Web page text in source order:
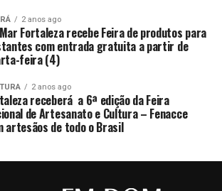
2 anos ago
Fortaleza recebe Feira de produtos para
com entrada gratuita a partir de
feira (4)
2 anos ago
receberá a 6ª edição da Feira
de Artesanato e Cultura – Fenacce
artesãos de todo o Brasil